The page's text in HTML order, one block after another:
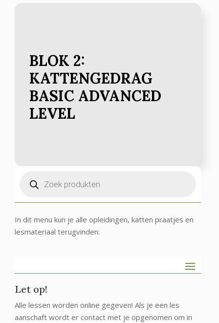
BLOK 2:
KATTENGEDRAG
BASIC ADVANCED
LEVEL
zoeken
In dit menu kun je alle opleidingen, katten praatjes en
lesmateriaal terugvinden:
Let op!
Alle lessen worden online gegeven! Als je een les
aanschaft wordt er contact met je opgenomen om in